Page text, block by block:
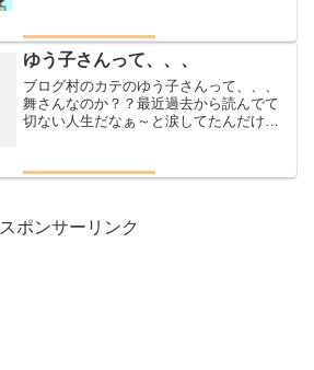
んなどういう風にブログを書いているの
か研究し...
ゆう子さんって、、、
ブログ村のカテのゆう子さんって、、、
舞さんなのか？？最近過去から読んでて
切ない人生だなぁ～と涙してたんだけど
ふと懐かしさを覚えたなんか何だろこの
スポンサーリンク